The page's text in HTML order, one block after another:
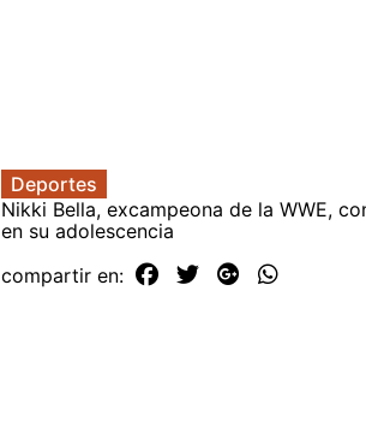
Deportes
Nikki Bella, excampeona de la WWE,
en su adolescencia
compartir en: